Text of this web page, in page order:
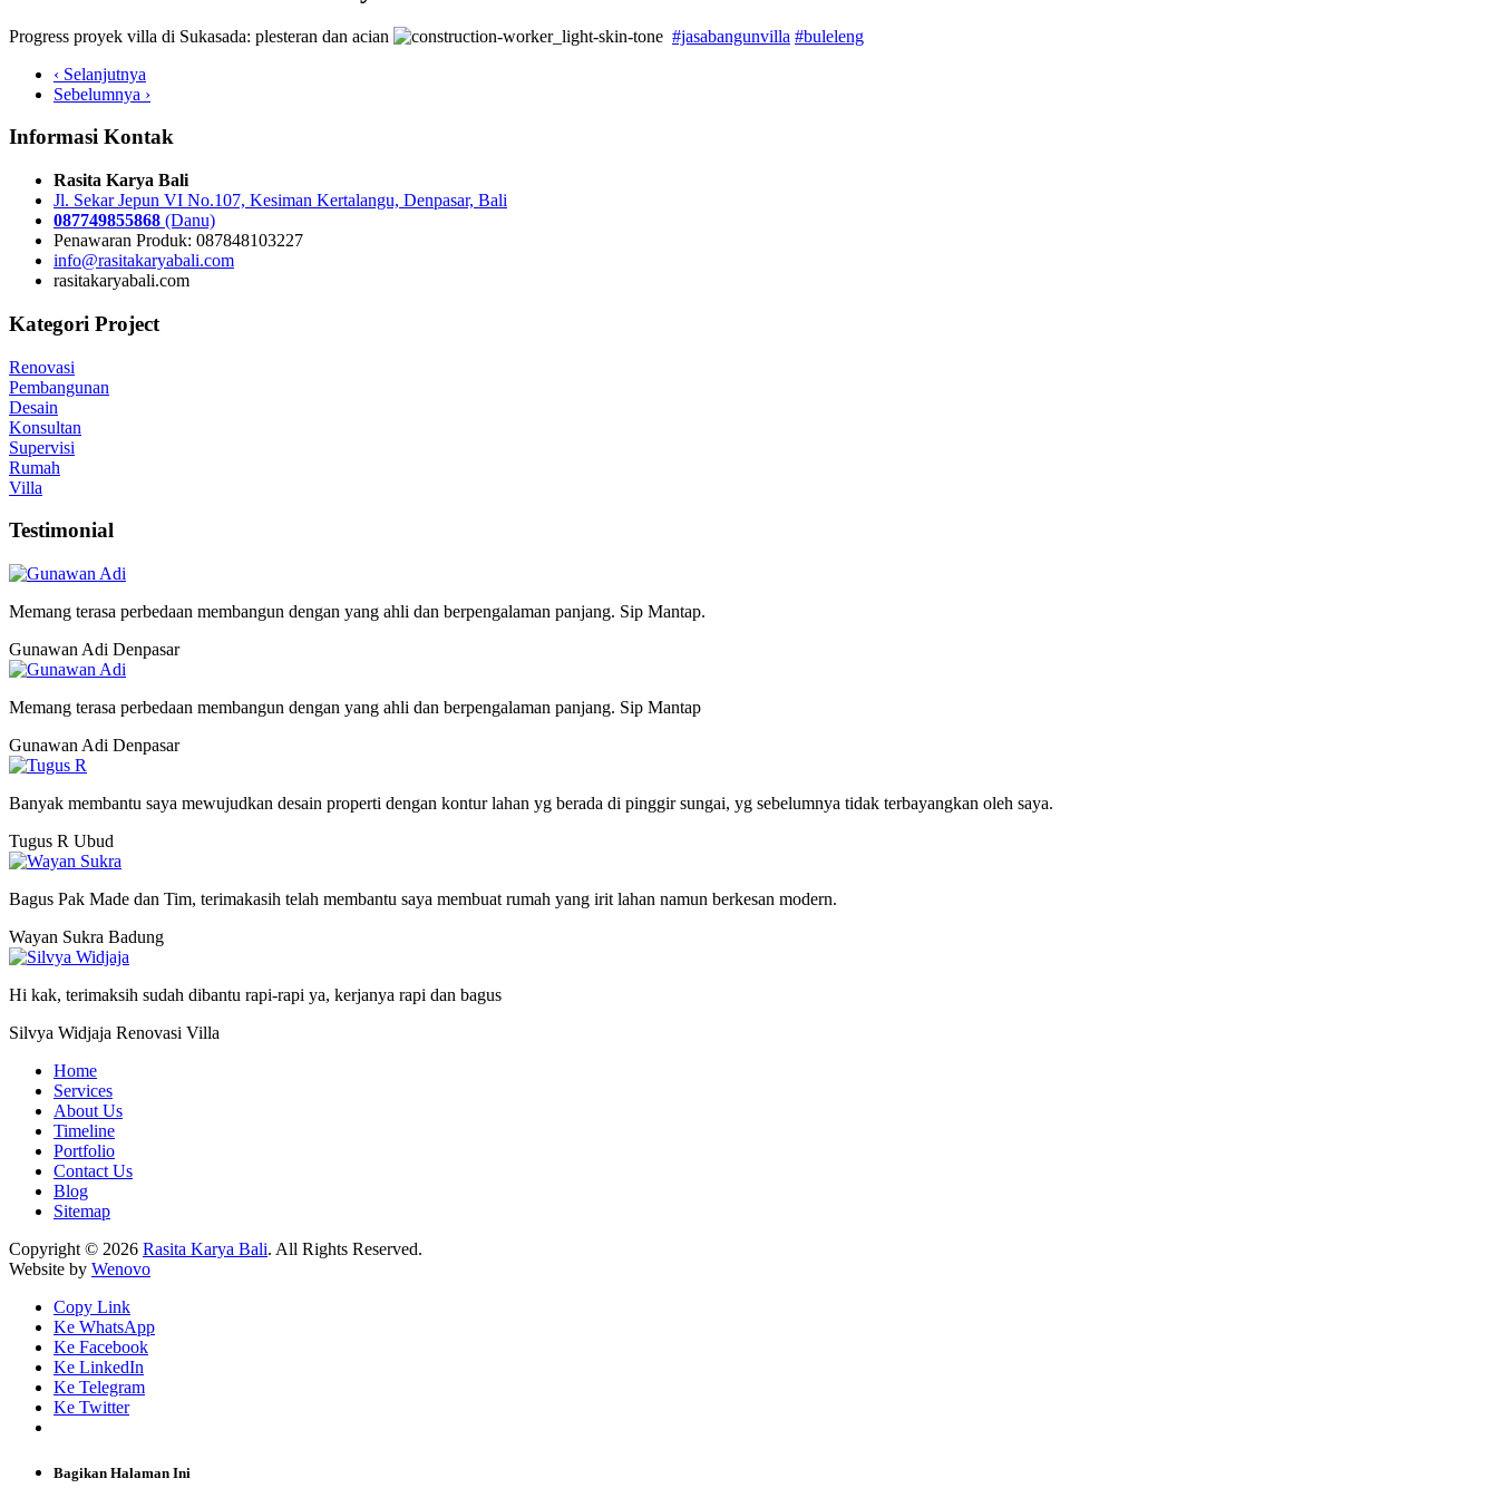
Progress proyek villa di Sukasada: plesteran dan acian #jasabangunvilla #buleleng
‹ Selanjutnya
Sebelumnya ›
Informasi Kontak
Rasita Karya Bali
Jl. Sekar Jepun VI No.107, Kesiman Kertalangu, Denpasar, Bali
087749855868 (Danu)
Penawaran Produk: 087848103227
info@rasitakaryabali.com
rasitakaryabali.com
Kategori Project
Renovasi
Pembangunan
Desain
Konsultan
Supervisi
Rumah
Villa
Testimonial
Memang terasa perbedaan membangun dengan yang ahli dan berpengalaman panjang. Sip Mantap.
Gunawan Adi Denpasar
Memang terasa perbedaan membangun dengan yang ahli dan berpengalaman panjang. Sip Mantap
Gunawan Adi Denpasar
Banyak membantu saya mewujudkan desain properti dengan kontur lahan yg berada di pinggir sungai, yg sebelumnya tidak terbayangkan oleh saya.
Tugus R Ubud
Bagus Pak Made dan Tim, terimakasih telah membantu saya membuat rumah yang irit lahan namun berkesan modern.
Wayan Sukra Badung
Hi kak, terimaksih sudah dibantu rapi-rapi ya, kerjanya rapi dan bagus
Silvya Widjaja Renovasi Villa
Home
Services
About Us
Timeline
Portfolio
Contact Us
Blog
Sitemap
Copyright © 2026 Rasita Karya Bali. All Rights Reserved.
Website by Wenovo
Copy Link
Ke WhatsApp
Ke Facebook
Ke LinkedIn
Ke Telegram
Ke Twitter
Bagikan Halaman Ini